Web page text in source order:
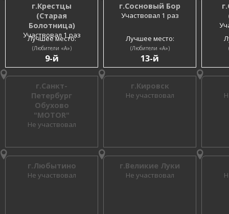
г.Крестцы
(Старая
Болотница)
Участвовал 1 раз
Лучшее место:
(Любители «A»)
9-й
г.Сосновый Бор
Участвовал 1 раз
Лучшее место:
(Любители «A»)
13-й
г.Санкт-
Петербург
Обухово
"MOTOR"
Не участвовал
г.Кировск
Не участвовал
г.Любытино
Не участвовал
г.Великие Луки
Не участвовал